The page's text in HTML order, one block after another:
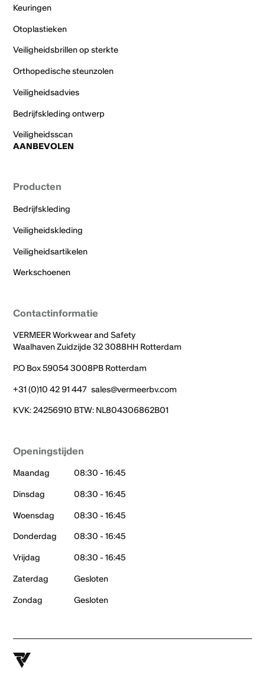
Keuringen
Otoplastieken
Veiligheidsbrillen op sterkte
Orthopedische steunzolen
Veiligheidsadvies
Bedrijfskleding ontwerp
Veiligheidsscan
AANBEVOLEN
Producten
Bedrijfskleding
Veiligheidskleding
Veiligheidsartikelen
Werkschoenen
Contactinformatie
VERMEER Workwear and Safety
Waalhaven Zuidzijde 32 3088HH Rotterdam
P.O Box 59054 3008PB Rotterdam
+31 (0)10 42 91 447sales@vermeerbv.com
KVK: 24256910 BTW: NL804306862B01
Openingstijden
Maandag
08:30 - 16:45
Dinsdag
08:30 - 16:45
Woensdag
08:30 - 16:45
Donderdag
08:30 - 16:45
Vrijdag
08:30 - 16:45
Zaterdag
Gesloten
Zondag
Gesloten